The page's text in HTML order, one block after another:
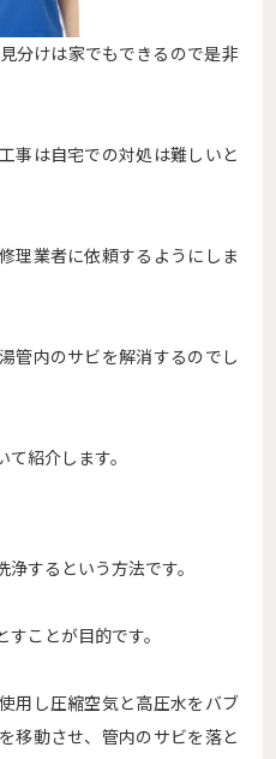
分けは家でもできるので是非
事は自宅での対処は難しいと
理業者に依頼するようにしま
管内のサビを解消するのでし
紹介します。
するという方法です。
ことが目的です。
用し圧縮空気と高圧水をバブ
移動させ、管内のサビを落と